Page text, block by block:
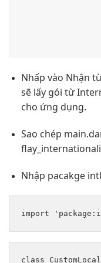
Nhấp vào Nhận
sẽ lấy gói từ
cho ứng dụng.
Sao chép
Nhập pacakge
class